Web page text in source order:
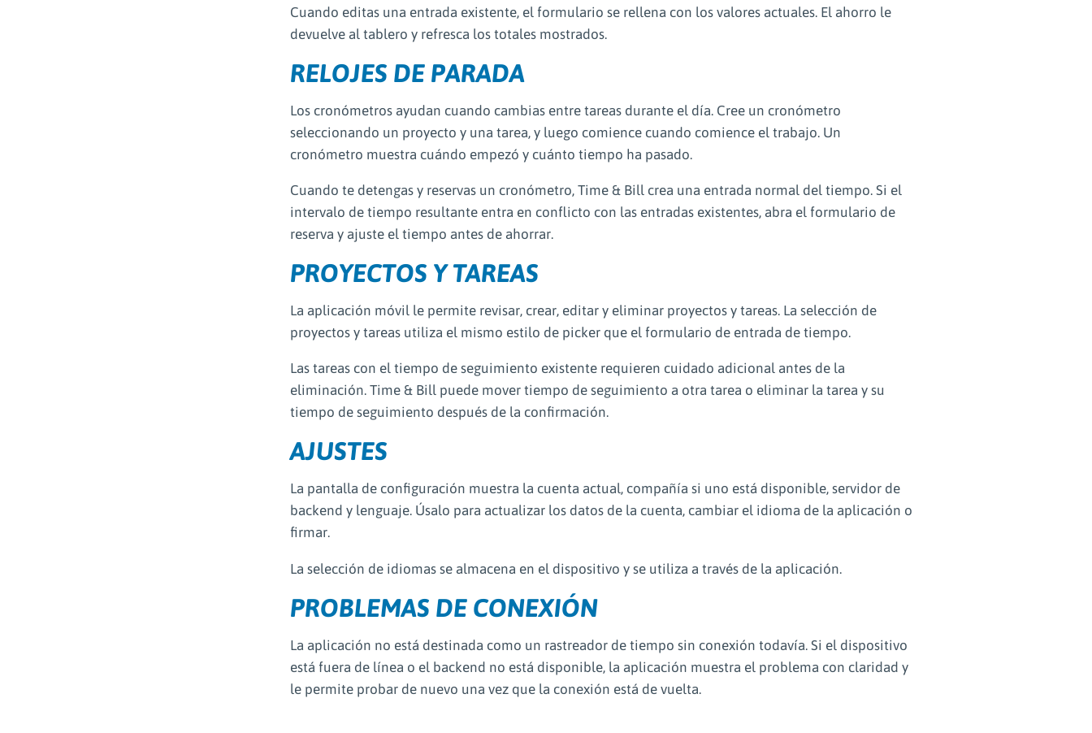
Cuando editas una entrada existente, el formulario se rellena con los valores actuales. El ahorro le
devuelve al tablero y refresca los totales mostrados.
RELOJES DE PARADA
Los cronómetros ayudan cuando cambias entre tareas durante el día. Cree un cronómetro
seleccionando un proyecto y una tarea, y luego comience cuando comience el trabajo. Un
cronómetro muestra cuándo empezó y cuánto tiempo ha pasado.
Cuando te detengas y reservas un cronómetro, Time & Bill crea una entrada normal del tiempo. Si el
intervalo de tiempo resultante entra en conflicto con las entradas existentes, abra el formulario de
reserva y ajuste el tiempo antes de ahorrar.
PROYECTOS Y TAREAS
La aplicación móvil le permite revisar, crear, editar y eliminar proyectos y tareas. La selección de
proyectos y tareas utiliza el mismo estilo de picker que el formulario de entrada de tiempo.
Las tareas con el tiempo de seguimiento existente requieren cuidado adicional antes de la
eliminación. Time & Bill puede mover tiempo de seguimiento a otra tarea o eliminar la tarea y su
tiempo de seguimiento después de la confirmación.
AJUSTES
La pantalla de configuración muestra la cuenta actual, compañía si uno está disponible, servidor de
backend y lenguaje. Úsalo para actualizar los datos de la cuenta, cambiar el idioma de la aplicación o
firmar.
La selección de idiomas se almacena en el dispositivo y se utiliza a través de la aplicación.
PROBLEMAS DE CONEXIÓN
La aplicación no está destinada como un rastreador de tiempo sin conexión todavía. Si el dispositivo
está fuera de línea o el backend no está disponible, la aplicación muestra el problema con claridad y
le permite probar de nuevo una vez que la conexión está de vuelta.